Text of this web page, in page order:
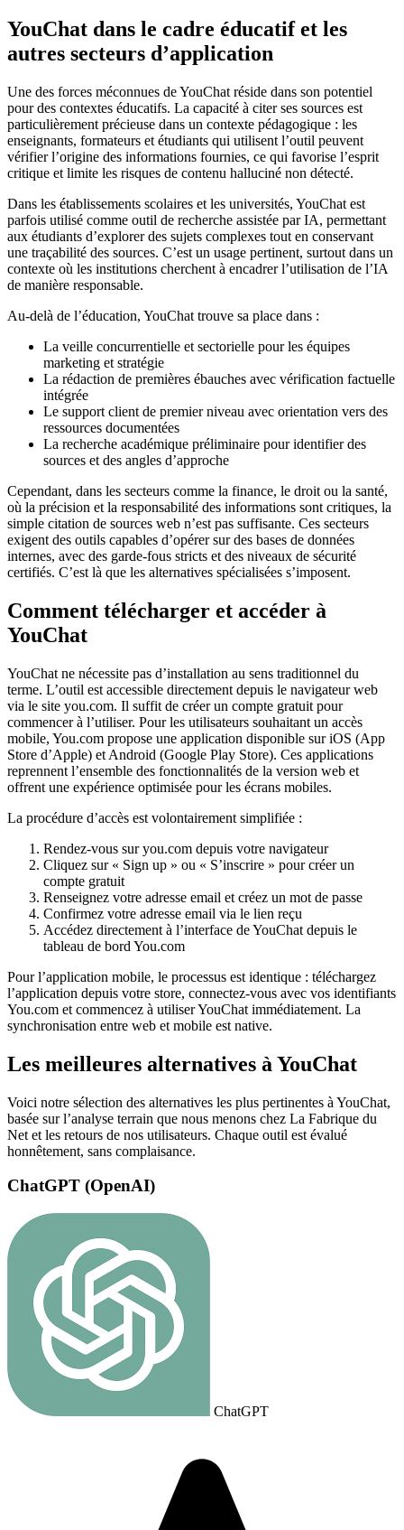
YouChat dans le cadre éducatif et les
autres secteurs d’application
Une des forces méconnues de YouChat réside dans son potentiel
pour des contextes éducatifs. La capacité à citer ses sources est
particulièrement précieuse dans un contexte pédagogique : les
enseignants, formateurs et étudiants qui utilisent l’outil peuvent
vérifier l’origine des informations fournies, ce qui favorise l’esprit
critique et limite les risques de contenu halluciné non détecté.
Dans les établissements scolaires et les universités, YouChat est
parfois utilisé comme outil de recherche assistée par IA, permettant
aux étudiants d’explorer des sujets complexes tout en conservant
une traçabilité des sources. C’est un usage pertinent, surtout dans un
contexte où les institutions cherchent à encadrer l’utilisation de l’IA
de manière responsable.
Au-delà de l’éducation, YouChat trouve sa place dans :
La veille concurrentielle et sectorielle pour les équipes
marketing et stratégie
La rédaction de premières ébauches avec vérification factuelle
intégrée
Le support client de premier niveau avec orientation vers des
ressources documentées
La recherche académique préliminaire pour identifier des
sources et des angles d’approche
Cependant, dans les secteurs comme la finance, le droit ou la santé,
où la précision et la responsabilité des informations sont critiques, la
simple citation de sources web n’est pas suffisante. Ces secteurs
exigent des outils capables d’opérer sur des bases de données
internes, avec des garde-fous stricts et des niveaux de sécurité
certifiés. C’est là que les alternatives spécialisées s’imposent.
Comment télécharger et accéder à
YouChat
YouChat ne nécessite pas d’installation au sens traditionnel du
terme. L’outil est accessible directement depuis le navigateur web
via le site you.com. Il suffit de créer un compte gratuit pour
commencer à l’utiliser. Pour les utilisateurs souhaitant un accès
mobile, You.com propose une application disponible sur iOS (App
Store d’Apple) et Android (Google Play Store). Ces applications
reprennent l’ensemble des fonctionnalités de la version web et
offrent une expérience optimisée pour les écrans mobiles.
La procédure d’accès est volontairement simplifiée :
Rendez-vous sur you.com depuis votre navigateur
Cliquez sur « Sign up » ou « S’inscrire » pour créer un
compte gratuit
Renseignez votre adresse email et créez un mot de passe
Confirmez votre adresse email via le lien reçu
Accédez directement à l’interface de YouChat depuis le
tableau de bord You.com
Pour l’application mobile, le processus est identique : téléchargez
l’application depuis votre store, connectez-vous avec vos identifiants
You.com et commencez à utiliser YouChat immédiatement. La
synchronisation entre web et mobile est native.
Les meilleures alternatives à YouChat
Voici notre sélection des alternatives les plus pertinentes à YouChat,
basée sur l’analyse terrain que nous menons chez La Fabrique du
Net et les retours de nos utilisateurs. Chaque outil est évalué
honnêtement, sans complaisance.
ChatGPT (OpenAI)
ChatGPT